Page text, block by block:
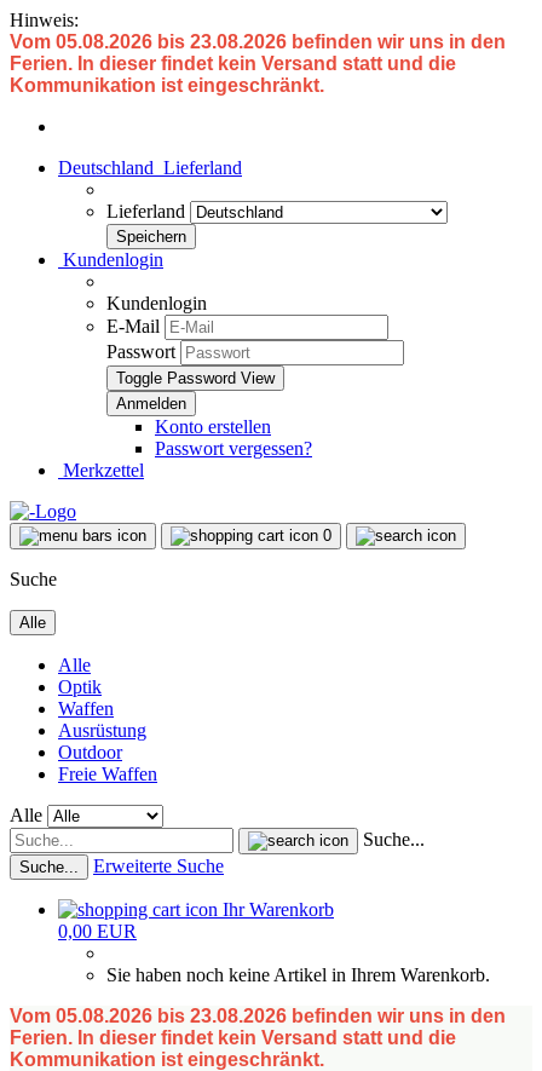
Hinweis:
Vom 05.08.2026 bis 23.08.2026 befinden wir uns in den
Ferien. In dieser findet kein Versand statt und die
Kommunikation ist eingeschränkt.
Deutschland Lieferland
Lieferland
Kundenlogin
Kundenlogin
E-Mail
Passwort
Toggle Password View
Konto erstellen
Passwort vergessen?
Merkzettel
0
Suche
Alle
Alle
Optik
Waffen
Ausrüstung
Outdoor
Freie Waffen
Alle
Suche...
Suche... Erweiterte Suche
Ihr Warenkorb
0,00 EUR
Sie haben noch keine Artikel in Ihrem Warenkorb.
Vom 05.08.2026 bis 23.08.2026 befinden wir uns in den
Ferien. In dieser findet kein Versand statt und die
Kommunikation ist eingeschränkt.